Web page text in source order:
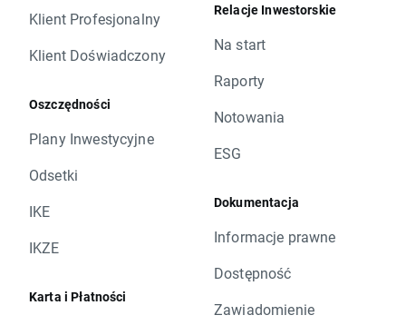
Klient Profesjonalny
Klient Doświadczony
Oszczędności
Plany Inwestycyjne
Odsetki
IKE
IKZE
Karta i Płatności
Relacje Inwestorskie
Na start
Raporty
Notowania
ESG
Dokumentacja
Informacje prawne
Dostępność
Zawiadomienie